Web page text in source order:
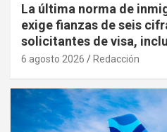
La última norma de
exige fianzas de seis
solicitantes de visa,
6 agosto 2026 Redacción